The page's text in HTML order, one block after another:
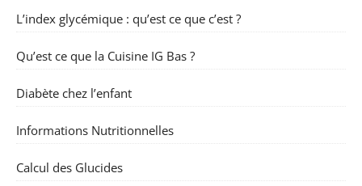
L’index glycémique : qu’est ce que c’est ?
Qu’est ce que la Cuisine IG Bas ?
Diabète chez l’enfant
Informations Nutritionnelles
Calcul des Glucides